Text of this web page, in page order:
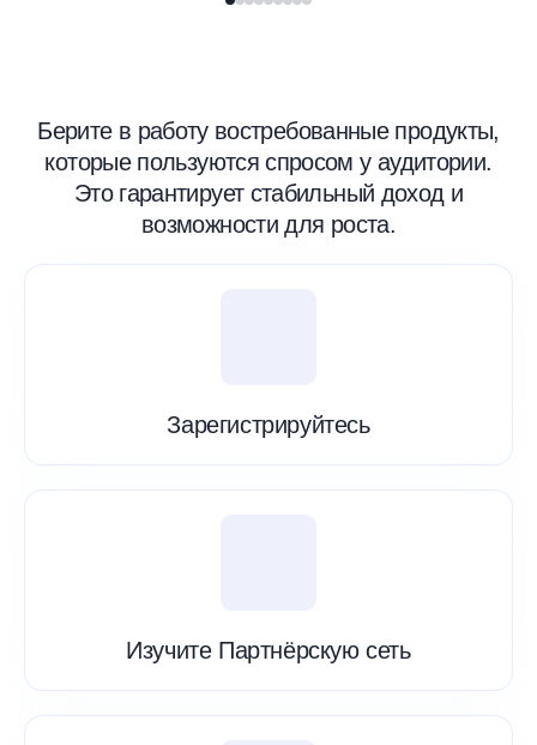
Берите в работу востребованные продукты,
которые пользуются спросом у аудитории.
Это гарантирует стабильный доход и
возможности для роста.
Зарегистрируйтесь
Изучите Партнёрскую сеть